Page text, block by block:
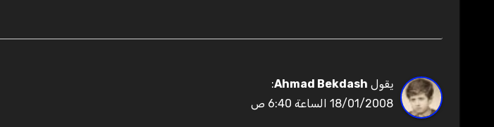
يقول Ahmad Bekdash
:
18/01/2008 الساعة 6:40 ص